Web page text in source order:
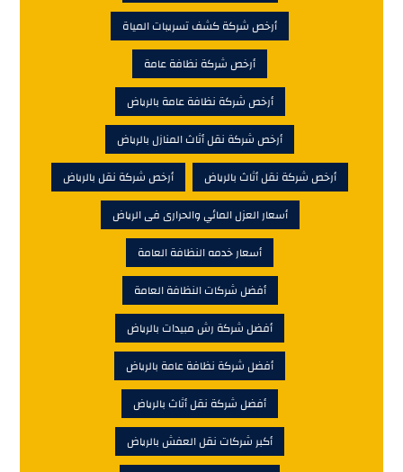
أرخص شركة كشف تسريبات المياة
أرخص شركة نظافة عامة
أرخص شركة نظافة عامة بالرياض
أرخص شركة نقل أثاث المنازل بالرياض
أرخص شركة نقل أثاث بالرياض
أرخص شركة نقل بالرياض
أسعار العزل المائي والحرارى فى الرياض
أسعار خدمه النظافة العامة
أفضل شركات النظافة العامة
أفضل شركة رش مبيدات بالرياض
أفضل شركة نظافة عامة بالرياض
أفضل شركة نقل أثاث بالرياض
أكبر شركات نقل العفش بالرياض